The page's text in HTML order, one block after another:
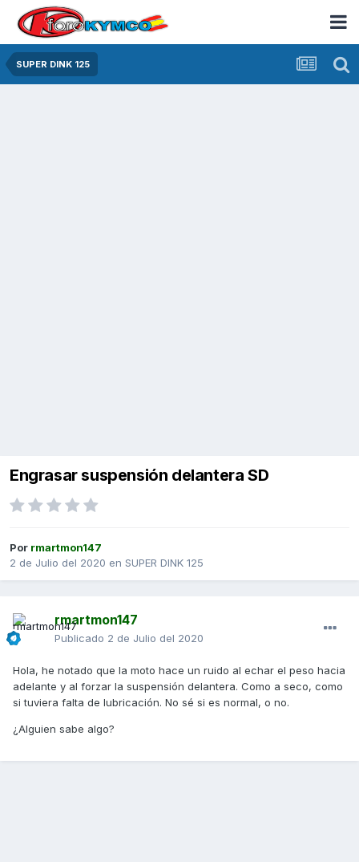
SUPER DINK 125
Engrasar suspensión delantera SD
Por rmartmon147
2 de Julio del 2020 en SUPER DINK 125
rmartmon147
Publicado 2 de Julio del 2020
Hola, he notado que la moto hace un ruido al echar el peso hacia
adelante y al forzar la suspensión delantera. Como a seco, como
si tuviera falta de lubricación. No sé si es normal, o no.
¿Alguien sabe algo?